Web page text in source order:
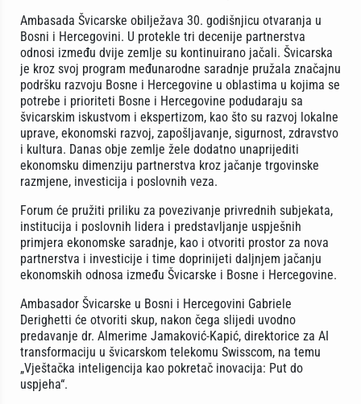
Ambasada Švicarske obilježava 30. godišnjicu otvaranja u
Bosni i Hercegovini. U protekle tri decenije partnerstva
odnosi između dvije zemlje su kontinuirano jačali. Švicarska
je kroz svoj program međunarodne saradnje pružala značajnu
podršku razvoju Bosne i Hercegovine u oblastima u kojima se
potrebe i prioriteti Bosne i Hercegovine podudaraju sa
švicarskim iskustvom i ekspertizom, kao što su razvoj lokalne
uprave, ekonomski razvoj, zapošljavanje, sigurnost, zdravstvo
i kultura. Danas obje zemlje žele dodatno unaprijediti
ekonomsku dimenziju partnerstva kroz jačanje trgovinske
razmjene, investicija i poslovnih veza.
Forum će pružiti priliku za povezivanje privrednih subjekata,
institucija i poslovnih lidera i predstavljanje uspješnih
primjera ekonomske saradnje, kao i otvoriti prostor za nova
partnerstva i investicije i time doprinijeti daljnjem jačanju
ekonomskih odnosa između Švicarske i Bosne i Hercegovine.
Ambasador Švicarske u Bosni i Hercegovini Gabriele
Derighetti će otvoriti skup, nakon čega slijedi uvodno
predavanje dr. Almerime Jamaković-Kapić, direktorice za AI
transformaciju u švicarskom telekomu Swisscom, na temu
„Vještačka inteligencija kao pokretač inovacija: Put do
uspjeha“.